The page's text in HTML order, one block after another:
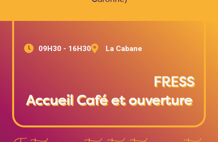
09H30 - 16H30 La Cabane
FRESS
Accueil Café et ouverture